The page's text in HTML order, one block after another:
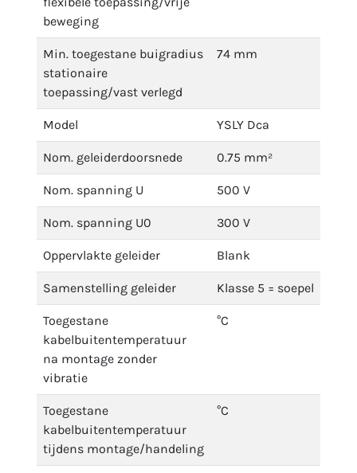
beweging
Min. toegestane buigradius
stationaire
toepassing/vast verlegd
74 mm
Model YSLY Dca
Nom. geleiderdoorsnede 0.75 mm²
Nom. spanning U 500 V
Nom. spanning U0 300 V
Oppervlakte geleider Blank
Samenstelling geleider Klasse 5 = soepel
Toegestane
kabelbuitentemperatuur
na montage zonder
vibratie
°C
Toegestane
kabelbuitentemperatuur
tijdens montage/handeling
°C